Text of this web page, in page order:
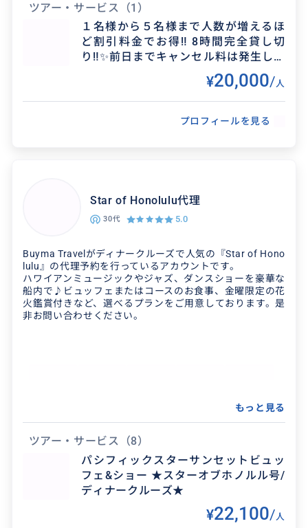
希望にそっていただけます
2023/12/15
サーフィンもお付き合いくださり、その後の時間
ツアー・サービス
（1）
１名様から５名様まで人数が増えるほ
ど割引料金でお得‼ 8時間完全貸し切
り‼✨前日までキャンセル料は発生しま
せん✨ プロの日本人ドライバーがご案
¥20,000/人
プロフィールを見る
Star of Honolulu代理
30代 5.0
Buyma Travelがディナークルーズで人気の『Star of Hono
lulu』の代理予約を行っているアカウントです。
ハワイアンミュージックやジャズ、ダンスショーを豪華な
船内で♪ビュッフェまたはコースのお食事、金曜限定の花
火鑑賞付きなど、選べるプランをご用意しております。是
非お問い合わせください。
得意なジャンル / 分野
サンセットとワイキキの夜景が一度に楽しめる
もっと見る
ツアー・サービス （8）
パシフィックスターサンセットビュッ
フェ&ショー ★スターオブホノルル号/
ディナークルーズ★
¥22,100/人